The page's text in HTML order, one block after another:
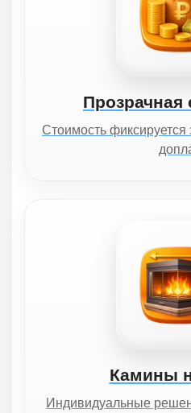
Прозрачная
Стоимость
Камины
Индивидуальные